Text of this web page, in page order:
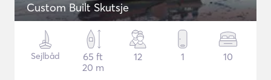
Custom Built Skutsje
Sejlbåd
65 ft
20 m
12 1 10